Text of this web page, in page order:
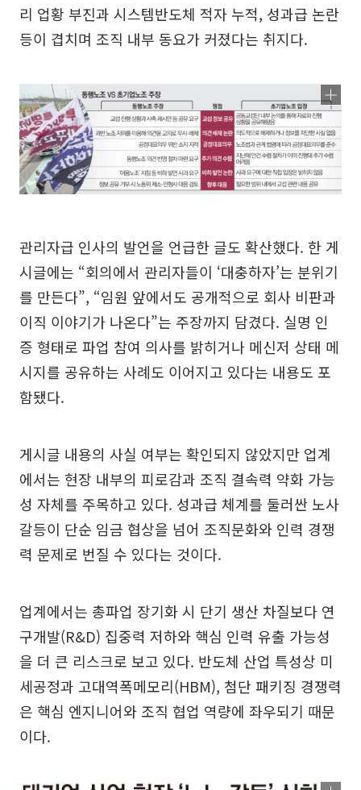
리 업황 부진과 시스템반도체 적자 누적, 성과급 논란
등이 겹치며 조직 내부 동요가 커졌다는 취지다.
관리자급 인사의 발언을 언급한 글도 확산했다. 한 게
시글에는 “회의에서 관리자들이 ‘대충하자’는 분위기
를 만든다”, “임원 앞에서도 공개적으로 회사 비판과
이직 이야기가 나온다”는 주장까지 담겼다. 실명 인
증 형태로 파업 참여 의사를 밝히거나 메신저 상태 메
시지를 공유하는 사례도 이어지고 있다는 내용도 포
함됐다.
게시글 내용의 사실 여부는 확인되지 않았지만 업계
에서는 현장 내부의 피로감과 조직 결속력 약화 가능
성 자체를 주목하고 있다. 성과급 체계를 둘러싼 노사
갈등이 단순 임금 협상을 넘어 조직문화와 인력 경쟁
력 문제로 번질 수 있다는 것이다.
업계에서는 총파업 장기화 시 단기 생산 차질보다 연
구개발(R&D) 집중력 저하와 핵심 인력 유출 가능성
을 더 큰 리스크로 보고 있다. 반도체 산업 특성상 미
세공정과 고대역폭메모리(HBM), 첨단 패키징 경쟁력
은 핵심 엔지니어와 조직 협업 역량에 좌우되기 때문
이다.